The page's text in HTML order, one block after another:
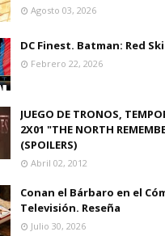
Agosto 03, 2026
DC Finest. Batman: Red
Febrero 22, 2026
JUEGO DE TRONOS,
2X01 "THE NORTH
(SPOILERS)
Abril 02, 2012
Conan el Bárbaro en el
Televisión. Reseña
Julio 30, 2026